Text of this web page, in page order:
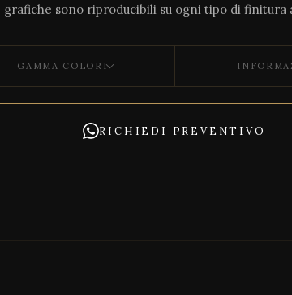
sono riproducibili su ogni tipo di finitura
GAMMA COLORI
RICHIEDI PREVENTIVO